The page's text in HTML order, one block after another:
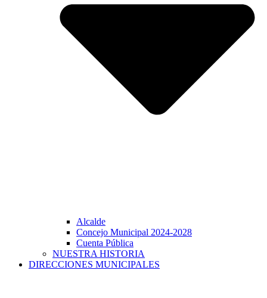
Alcalde
Concejo Municipal 2024-2028
Cuenta Pública
NUESTRA HISTORIA
DIRECCIONES MUNICIPALES